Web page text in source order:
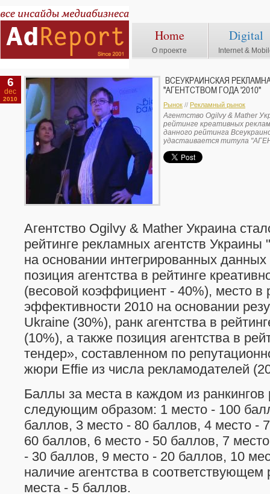
Home
О проекте
Digital
Internet &
6
dec
2010
ВСЕУКРАИНСКАЯ
"АГЕНТСТВОМ ГОДА '2010"
Рынок // Рекламный рынок
Агентство Ogilvy & Mather
рейтинге креативных
данного рейтинга
удастаивается титула
Агентство Ogilvy & Mather Украина
рейтинге рекламных агентств
на основании интегрированных данных
позиция агентства в рейтинге
(весовой коэффициент - 40%), место в
эффективности 2010 на основании
Ukraine (30%), ранк агентства в
(10%), а также позиция агентства в
тендер», составленном по
жюри Effie из числа рекламодателей
Баллы за места в каждом из ранкингов
следующим образом: 1 место - 100
баллов, 3 место - 80 баллов, 4 место -
60 баллов, 6 место - 50 баллов, 7
- 30 баллов, 9 место - 20 баллов, 10
наличие агентства в соответствующем
места - 5 баллов.